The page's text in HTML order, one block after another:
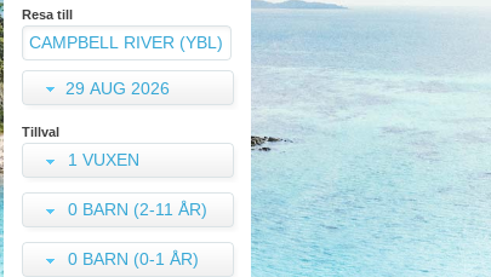
Resa till
29 AUG 2026
Tillval
1 VUXEN
0 BARN (2-11 ÅR)
0 BARN (0-1 ÅR)